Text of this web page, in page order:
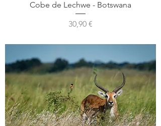
Cobe de Lechwe - Botswana
Prix
30,90 €